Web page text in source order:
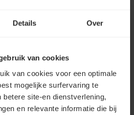
Details Over
van cookies
van cookies voor een optimale
mogelijke surfervaring te
site-en dienstverlening,
en relevante informatie die bij
alsook de identificatie van
binnen de
worden medegedeeld aan de
informatie mededelen op basis